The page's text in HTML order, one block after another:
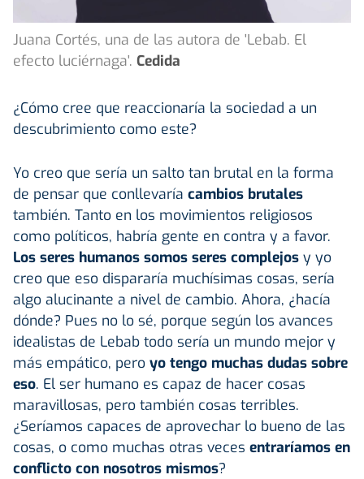
Juana Cortés, una de las autora de 'Lebab. El
efecto luciérnaga'. Cedida
¿Cómo cree que reaccionaría la sociedad a un
descubrimiento como este?
Yo creo que sería un salto tan brutal en la forma
de pensar que conllevaría cambios brutales
también. Tanto en los movimientos religiosos
como políticos, habría gente en contra y a favor.
Los seres humanos somos seres complejos y yo
creo que eso dispararía muchísimas cosas, sería
algo alucinante a nivel de cambio. Ahora, ¿hacía
dónde? Pues no lo sé, porque según los avances
idealistas de Lebab todo sería un mundo mejor y
más empático, pero yo tengo muchas dudas sobre
eso. El ser humano es capaz de hacer cosas
maravillosas, pero también cosas terribles.
¿Seríamos capaces de aprovechar lo bueno de las
cosas, o como muchas otras veces entraríamos en
conflicto con nosotros mismos?